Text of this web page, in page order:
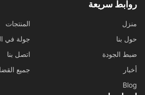
روابط سريعة
منزل
المنتجات
حول بنا
جولة في
ضبط الجودة
اتصل بنا
أخبار
جميع
Blog